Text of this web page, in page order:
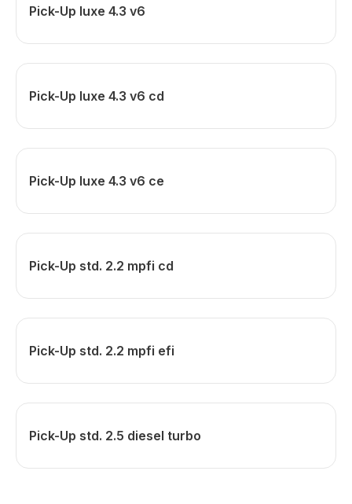
Pick-Up luxe 4.3 v6
Pick-Up luxe 4.3 v6 cd
Pick-Up luxe 4.3 v6 ce
Pick-Up std. 2.2 mpfi cd
Pick-Up std. 2.2 mpfi efi
Pick-Up std. 2.5 diesel turbo